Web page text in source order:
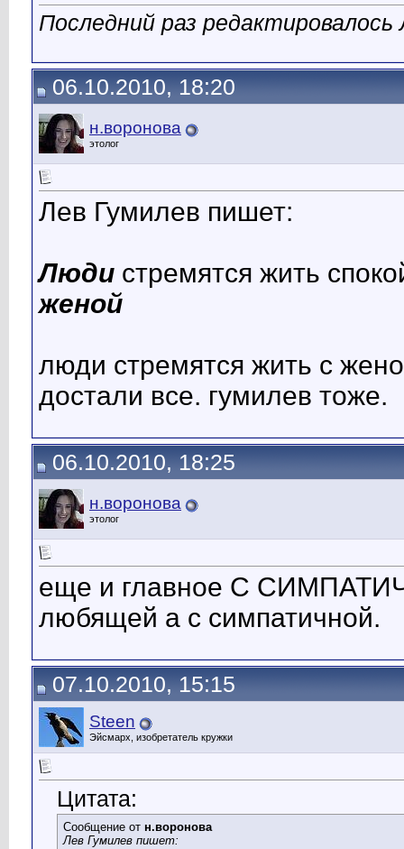
Последний раз
06.10.2010, 18:20
н.воронова
этолог
Лев Гумилев пишет:
Люди стремятся жить
женой
люди стремятся жить с
достали все. гумилев тоже.
06.10.2010, 18:25
н.воронова
этолог
еще и главное С
любящей а с симпатичной.
07.10.2010, 15:15
Steen
Эйсмарх, изобретатель кружки
Цитата:
Сообщение от н.воронова
Лев Гумилев пишет: